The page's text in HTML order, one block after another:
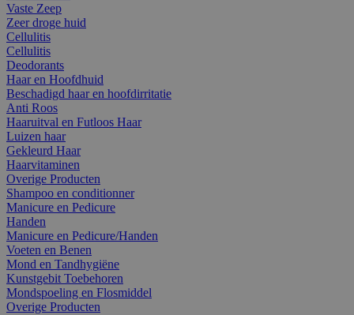
Vaste Zeep
Zeer droge huid
Cellulitis
Cellulitis
Deodorants
Haar en Hoofdhuid
Beschadigd haar en hoofdirritatie
Anti Roos
Haaruitval en Futloos Haar
Luizen haar
Gekleurd Haar
Haarvitaminen
Overige Producten
Shampoo en conditionner
Manicure en Pedicure
Handen
Manicure en Pedicure/Handen
Voeten en Benen
Mond en Tandhygiëne
Kunstgebit Toebehoren
Mondspoeling en Flosmiddel
Overige Producten